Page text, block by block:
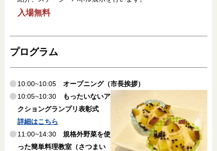
入場無料
プログラム
10:00~10:05 オープニング（市長挨拶）
10:05~10:30
もったいないア
クショングランプリ表彰式
詳細はこちら
11:00~14:30 規格外野菜を使
った簡単料理教室（さつまい